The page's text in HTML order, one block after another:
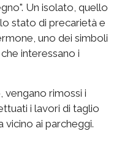
Un isolato, quello
stato di precarietà e
uno dei simboli
interessano i
vengano rimossi i
i lavori di taglio
vicino ai parcheggi.